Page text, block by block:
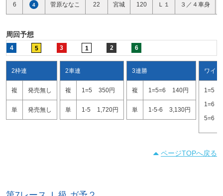
6 4 菅原ななこ 22 宮城 120 Ｌ１ ３／４車身
周回予想
4 5 3 1 2 6
2枠連
複 発売無し
単 発売無し
2車連
複 1=5 350円
単 1-5 1,720円
3連勝
複 1=5=6 140円
単 1-5-6 3,130円
ワイド
1=5
1=6
5=6
ページTOPへ戻る